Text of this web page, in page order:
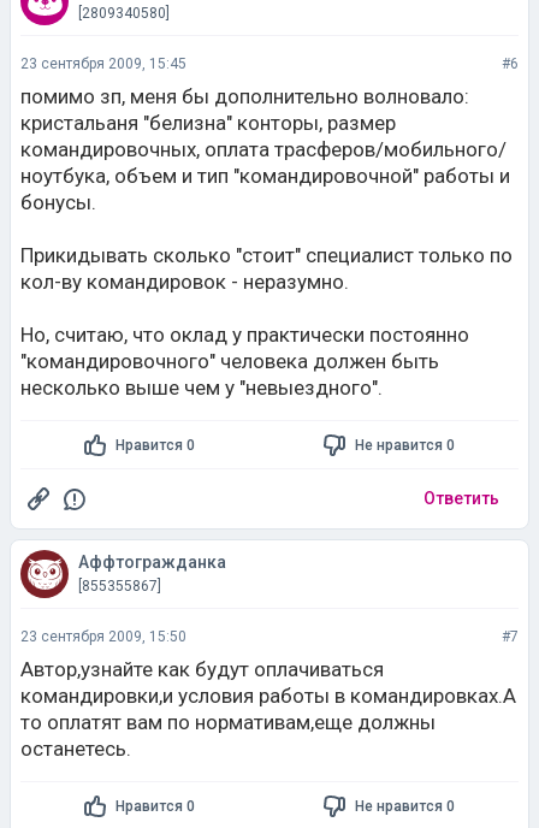
[2809340580]
23 сентября 2009, 15:45 #6
помимо зп, меня бы дополнительно волновало:
кристальаня "белизна" конторы, размер
командировочных, оплата трасферов/мобильного/
ноутбука, объем и тип "командировочной" работы и
бонусы.
Прикидывать сколько "стоит" специалист только по
кол-ву командировок - неразумно.
Но, считаю, что оклад у практически постоянно
"командировочного" человека должен быть
несколько выше чем у "невыездного".
Нравится 0 Не нравится 0
Ответить
Аффтогражданка
[855355867]
23 сентября 2009, 15:50 #7
Автор,узнайте как будут оплачиваться
командировки,и условия работы в командировках.А
то оплатят вам по нормативам,еще должны
останетесь.
Нравится 0 Не нравится 0